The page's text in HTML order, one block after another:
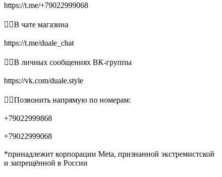
https://t.me/+79022999068
👉🏻В чате магазина
https://t.me/duale_chat
👉🏻В личных сообщениях ВК-группы
https://vk.com/duale.style
👉🏻Позвонить напрямую по номерам:
+79022999868
+79022999068
*принадлежит корпорации Meta, признанной экстремистской
и запрещённой в России